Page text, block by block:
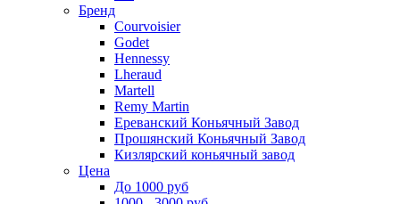
Бренд
Courvoisier
Godet
Hennessy
Lheraud
Martell
Remy Martin
Ереванский Коньячный Завод
Прошянский Коньячный Завод
Кизлярский коньячный завод
Цена
До 1000 руб